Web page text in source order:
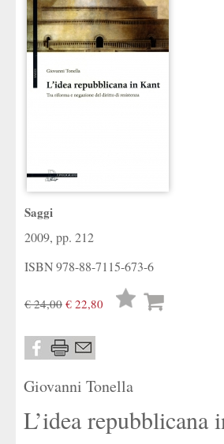
Saggi
2009, pp. 212
ISBN978-88-7115-673-6
€ 24,00 € 22,80
Lista
Giovanni Tonella
L’idea repubblicana